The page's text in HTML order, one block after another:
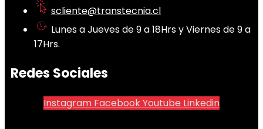
scliente@transtecnia.cl
Lunes a Jueves de 9 a 18Hrs y Viernes de 9 a
17Hrs.
Redes Sociales
Instagram FacebookYoutube Linkedin